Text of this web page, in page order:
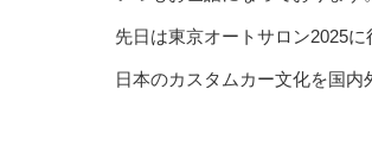
先日は東京オートサロン2025
日本のカスタムカー文化を国